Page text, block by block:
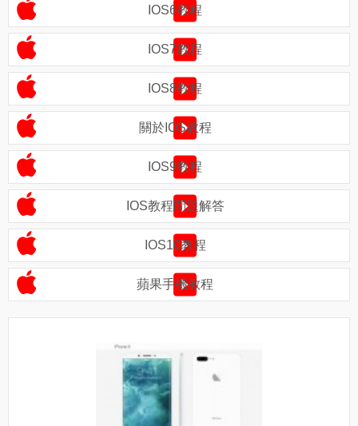
IOS6教程
IOS7教程
IOS8教程
關於IOS教程
IOS9教程
IOS教程問題解答
IOS10教程
蘋果手機教程